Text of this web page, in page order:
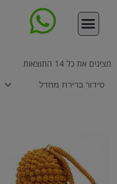
מציגים את כל ⁦14⁩ התוצאות